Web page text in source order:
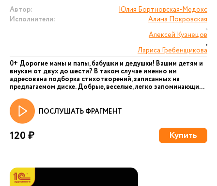
Автор:
Юлия Бортновская-Медокс
Исполнители:
Алина Покровская
,
Алексей Кузнецов
,
Лариса Гребенщикова
0+ Дорогие мамы и папы, бабушки и дедушки! Вашим детям и
внукам от двух до шести? В таком случае именно им
адресована подборка стихотворений, записанных на
предлагаемом диске. Добрые, веселые, легко запоминающи...
ПОСЛУШАТЬ ФРАГМЕНТ
120 ₽ Купить